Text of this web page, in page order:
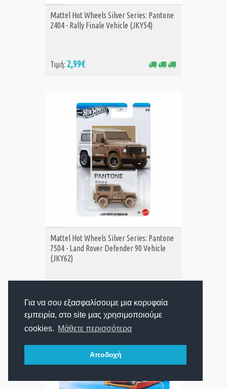
Για να σου εξασφαλίσουμε μια κορυφαία
εμπειρία, στο site μας χρησιμοποιούμε
cookies. Μάθετε περισσότερα
Αποδοχή
ΑΓΟΡΑ
Mattel Hot Wheels Silver Series: Pantone
2404 - Rally Finale Vehicle (JKY54)
Τιμή: 2,99€
ΑΓΟΡΑ
Mattel Hot Wheels Silver Series: Pantone
7504 - Land Rover Defender 90 Vehicle
(JKY62)